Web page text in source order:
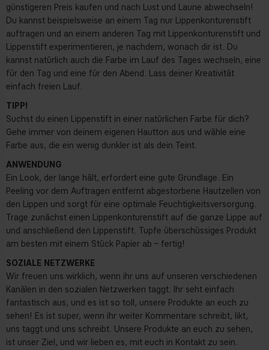
günstigeren Preis kaufen und nach Lust und Laune abwechseln!
Du kannst beispielsweise an einem Tag nur Lippenkonturenstift
auftragen und an einem anderen Tag mit Lippenkonturenstift und
Lippenstift experimentieren, je nachdem, wonach dir ist. Du
kannst natürlich auch die Farbe im Lauf des Tages wechseln, eine
für den Tag und eine für den Abend. Lass deiner Kreativität
einfach freien Lauf.
TIPP!
Suchst du einen Lippenstift in einer natürlichen Farbe für dich?
Gehe immer von deinem eigenen Hautton aus und wähle eine
Farbe aus, die ein wenig dunkler ist als dein Teint.
ANWENDUNG
Ein Look, der lange hält, erfordert eine gute Grundlage. Ein
Peeling vor dem Auftragen entfernt abgestorbene Hautzellen von
den Lippen und sorgt für eine optimale Feuchtigkeitsversorgung.
Trage zunächst einen Lippenkonturenstift auf die ganze Lippe auf
und anschließend den Lippenstift. Tupfe überschüssiges Produkt
am besten mit einem Stück Papier ab – fertig!
SOZIALE NETZWERKE
Wir freuen uns wirklich, wenn ihr uns auf unseren verschiedenen
Kanälen in den sozialen Netzwerken taggt. Ihr seht einfach
fantastisch aus, und es ist so toll, unsere Produkte an euch zu
sehen! Es ist super, wenn ihr weiter Kommentare schreibt, likt,
uns taggt und uns schreibt. Unsere Produkte an euch zu sehen,
ist unser Ziel, und wir lieben es, mit euch in Kontakt zu sein.